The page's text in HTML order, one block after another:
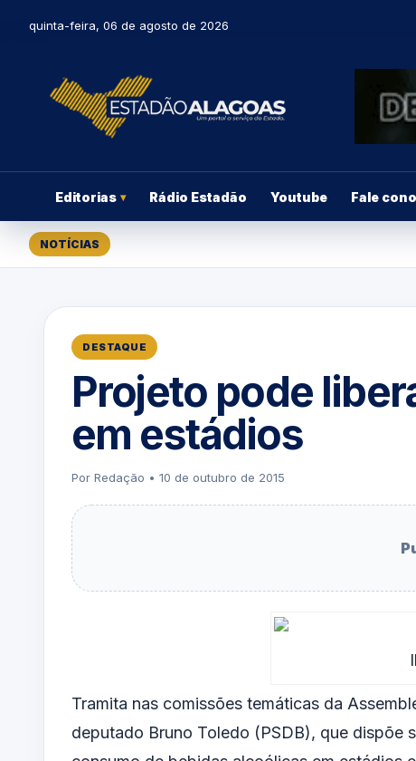
quinta-feira, 06 de agosto de 2026
Editorias ▾ Rádio Estadão Youtube Fale
NOTÍCIAS
DESTAQUE
Projeto pode
em estádios
Por Redação • 10 de outubro de 2015
Tramita nas comissões temáticas da
deputado Bruno Toledo (PSDB), que dispõe